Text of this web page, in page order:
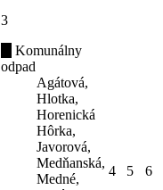
3
Komunálny
odpad
Agátová,
Hlotka,
Horenická
Hôrka,
Javorová,
Medňanská,
Medné,
4 5 6